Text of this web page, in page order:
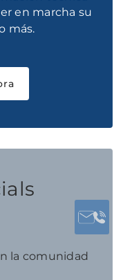
en marcha su
más.
la comunidad